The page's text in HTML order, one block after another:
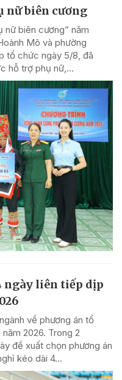
nữ biên cương
nữ biên cương” năm
Mô và phường
tổ chức ngày 5/8, đã
hỗ trợ phụ nữ,...
ngày liên tiếp dịp
về phương án tổ
2026. Trong 2
đề xuất chọn phương án
kéo dài 4...